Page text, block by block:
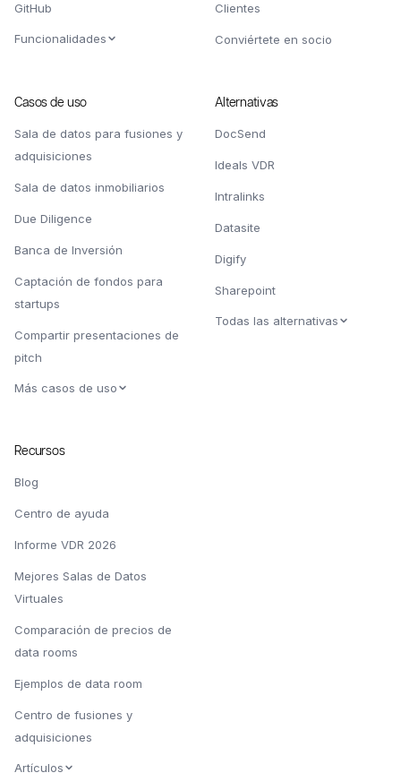
GitHub
Funcionalidades
Clientes
Conviértete en socio
Casos de uso
Sala de datos para fusiones y
adquisiciones
Sala de datos inmobiliarios
Due Diligence
Banca de Inversión
Captación de fondos para
startups
Compartir presentaciones de
pitch
Más casos de uso
Alternativas
DocSend
Ideals VDR
Intralinks
Datasite
Digify
Sharepoint
Todas las alternativas
Recursos
Blog
Centro de ayuda
Informe VDR 2026
Mejores Salas de Datos
Virtuales
Comparación de precios de
data rooms
Ejemplos de data room
Centro de fusiones y
adquisiciones
Artículos